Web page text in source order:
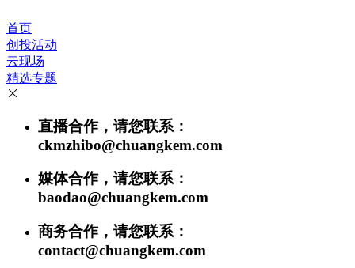
首页
创投活动
云现场
精选专题
直播合作，请您联系：
ckmzhibo@chuangkem.com
媒体合作，请您联系：
baodao@chuangkem.com
商务合作，请您联系：
contact@chuangkem.com